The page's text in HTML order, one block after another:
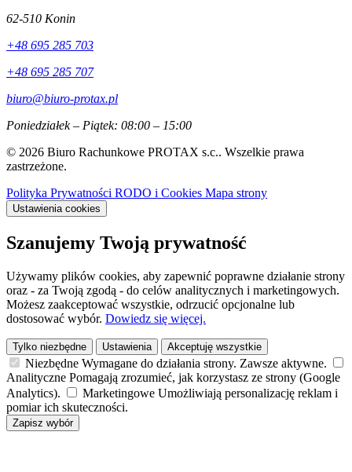
62-510 Konin
+48 695 285 703
+48 695 285 707
biuro@biuro-protax.pl
Poniedziałek – Piątek: 08:00 – 15:00
© 2026 Biuro Rachunkowe PROTAX s.c.. Wszelkie prawa
zastrzeżone.
Polityka Prywatności RODO i Cookies Mapa strony
Ustawienia cookies
Szanujemy Twoją prywatność
Używamy plików cookies, aby zapewnić poprawne działanie strony
oraz - za Twoją zgodą - do celów analitycznych i marketingowych.
Możesz zaakceptować wszystkie, odrzucić opcjonalne lub
dostosować wybór. Dowiedz się więcej.
Tylko niezbędne Ustawienia Akceptuję wszystkie
Niezbędne Wymagane do działania strony. Zawsze aktywne.
Analityczne Pomagają zrozumieć, jak korzystasz ze strony (Google
Analytics).
Marketingowe Umożliwiają personalizację reklam i
pomiar ich skuteczności.
Zapisz wybór